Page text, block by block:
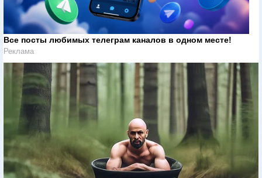
Все посты любимых телеграм каналов в одном месте!
Реклама